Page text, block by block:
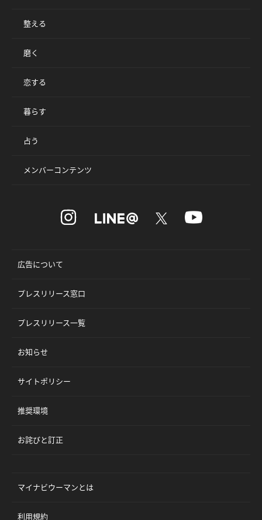
整える
磨く
恋する
暮らす
占う
メンバーコンテンツ
広告について
プレスリリース窓口
プレスリリース一覧
お知らせ
サイトポリシー
推奨環境
お詫びと訂正
マイナビウーマンとは
利用規約